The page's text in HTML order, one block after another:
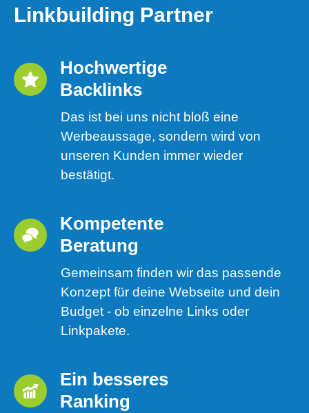
Linkbuilding Partner
Hochwertige
Backlinks
Das ist bei uns nicht bloß eine
Werbeaussage, sondern wird von
unseren Kunden immer wieder
bestätigt.
Kompetente
Beratung
Gemeinsam finden wir das passende
Konzept für deine Webseite und dein
Budget - ob einzelne Links oder
Linkpakete.
Ein besseres
Ranking